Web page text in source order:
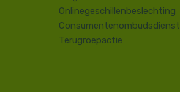
Onlinegeschillenbeslechting
Consumentenombudsdienst
Terugroepactie